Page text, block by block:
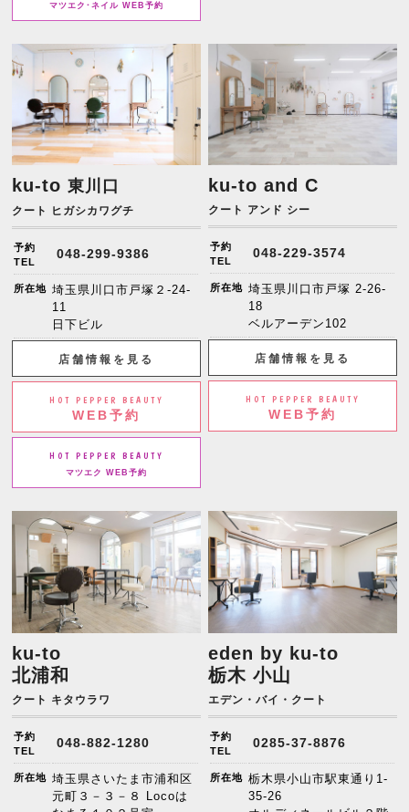
マツエク･ネイル WEB予約
ku-to東川口
クート ヒガシカワグチ
予約
TEL
048-299-9386
所在地 埼玉県川口市戸塚２-24-
11
日下ビル
店舗情報を見る
HOT PEPPER BEAUTY
WEB予約
HOT PEPPER BEAUTY
マツエク WEB予約
ku-to and C
クート アンド シー
予約
TEL
048-229-3574
所在地 埼玉県川口市戸塚 2-26-
18
ベルアーデン102
店舗情報を見る
HOT PEPPER BEAUTY
WEB予約
ku-to
北浦和
クート キタウラワ
予約
TEL
048-882-1280
所在地 埼玉県さいたま市浦和区
元町３－３－８ Locoは
eden by ku-to
栃木 小山
エデン・バイ・クート
予約
TEL
0285-37-8876
所在地 栃木県小山市駅東通り1-
35-26